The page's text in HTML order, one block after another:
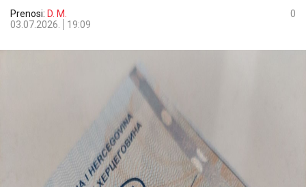
Prenosi: D. M.
03.07.2026.
19:09
0